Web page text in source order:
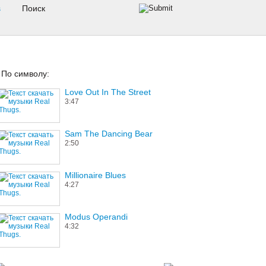
По символу:
Love Out In The Street
3:47
Sam The Dancing Bear
2:50
Millionaire Blues
4:27
Modus Operandi
4:32